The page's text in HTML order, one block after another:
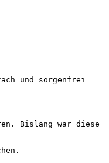
und sorgenfrei
Bislang war diese